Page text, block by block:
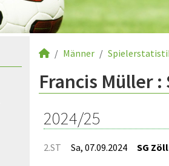
Männer
Francis Müller
2024/25
2.ST Sa, 07.09.2024 SG